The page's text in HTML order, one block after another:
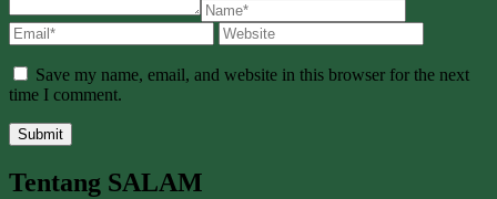
Save my name, email, and website in this browser for the next
time I comment.
Tentang SALAM